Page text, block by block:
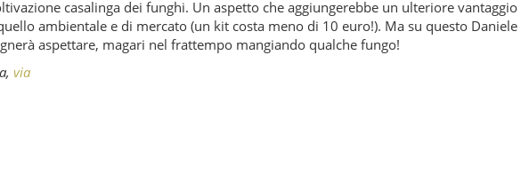
casalinga dei funghi. Un aspetto che aggiungerebbe un ulteriore vantaggio
ambientale e di mercato (un kit costa meno di 10 euro!). Ma su questo Daniele
aspettare, magari nel frattempo mangiando qualche fungo!
via